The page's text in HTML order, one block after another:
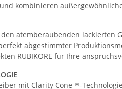
kombinieren
atemberaubenden lackierten
abgestimmter
RUBIKORE für Ihre
mit Clarity Cone™-